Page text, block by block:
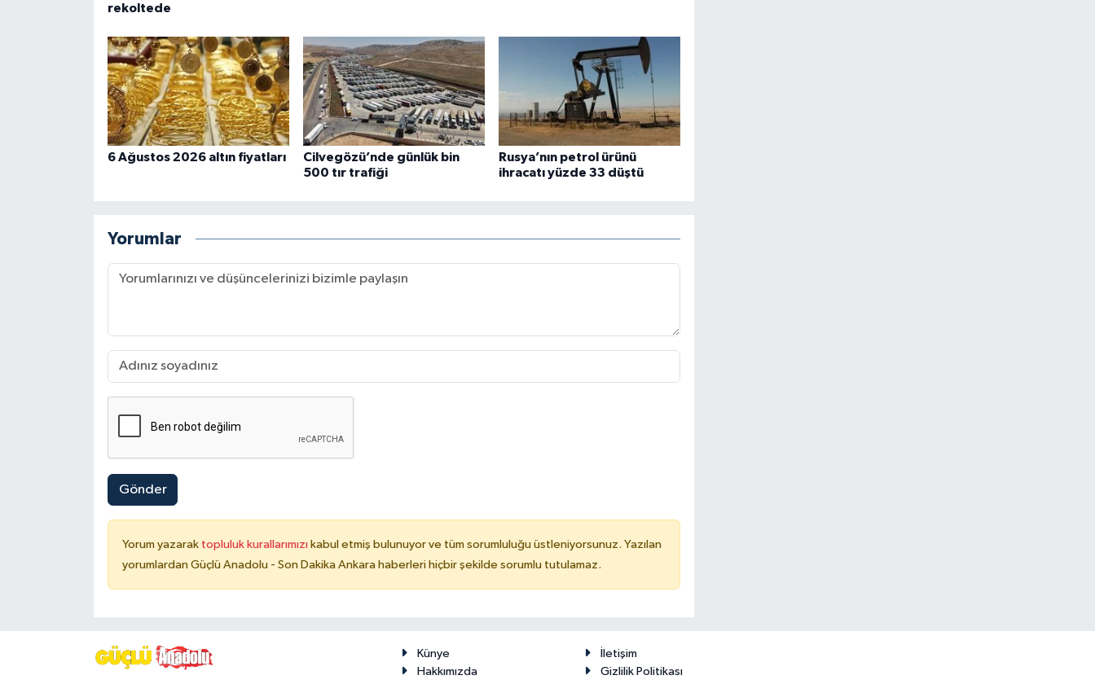
rekoltede
6 Ağustos 2026 altın fiyatları
Cilvegözü’nde günlük bin
500 tır trafiği
Rusya’nın petrol ürünü
ihracatı yüzde 33 düştü
Yorumlar
Gönder
Yorum yazarak topluluk kurallarımızı kabul etmiş bulunuyor ve tüm sorumluluğu üstleniyorsunuz. Yazılan
yorumlardan Güçlü Anadolu - Son Dakika Ankara haberleri hiçbir şekilde sorumlu tutulamaz.
Künye
İletişim
Hakkımızda
Gizlilik Politikası